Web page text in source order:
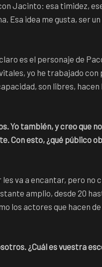
Jacinto: esa timidez,
Esa idea me gusta, ser
es el personaje de
yo he trabajado con
son libres, hacen
Yo también, y creo que
Con esto, ¿qué público
va a encantar, pero no
amplio, desde 20
los actores que hacen
¿Cuál es vuestra